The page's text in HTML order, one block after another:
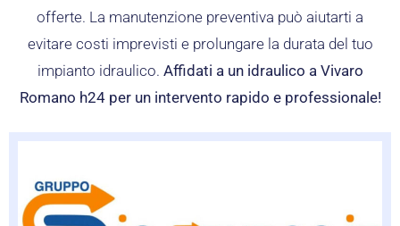
offerte. La manutenzione preventiva può aiutarti a
evitare costi imprevisti e prolungare la durata del tuo
impianto idraulico. Affidati a un idraulico a Vivaro
Romano h24 per un intervento rapido e professionale!